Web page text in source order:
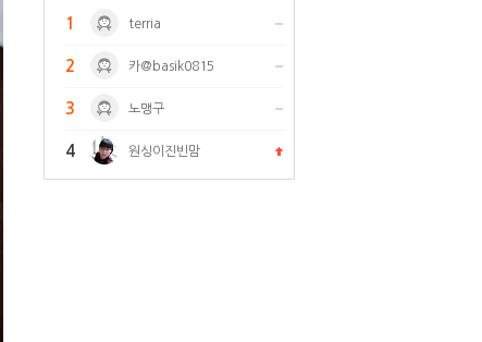
1 terria
2 카@basik0815
3 노맹구
4 원싱이진빈맘